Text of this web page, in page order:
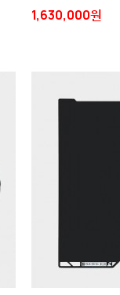
1,630,000원